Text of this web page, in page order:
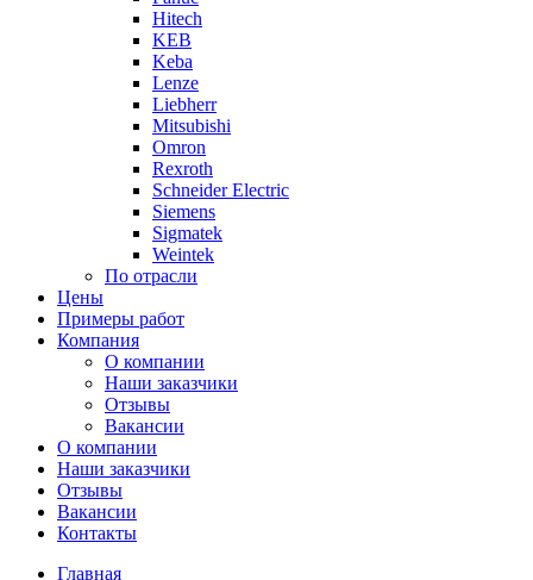
Hitech
KEB
Keba
Lenze
Liebherr
Mitsubishi
Omron
Rexroth
Schneider Electric
Siemens
Sigmatek
Weintek
По отрасли
Цены
Примеры работ
Компания
О компании
Наши заказчики
Отзывы
Вакансии
О компании
Наши заказчики
Отзывы
Вакансии
Контакты
Главная